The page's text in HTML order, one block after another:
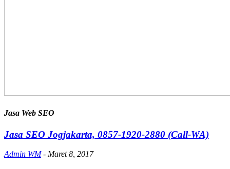
Jasa Web SEO
Jasa SEO Jogjakarta, 0857-1920-2880 (Call-WA)
Admin WM - Maret 8, 2017